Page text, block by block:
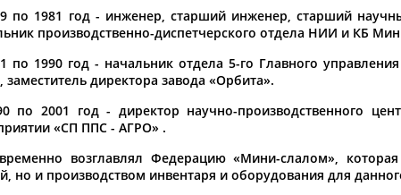
Дата рождения
по 1981 год - инженер, старший инженер, старший
производственно-диспетчерского отдела НИИ и КБ
по 1990 год - начальник отдела 5-го Главного
заместитель директора завода «Орбита».
по 2001 год - директор научно-производственного
«СП ППС - АГРО» .
возглавлял Федерацию «Мини-слалом»,
но и производством инвентаря и оборудования для